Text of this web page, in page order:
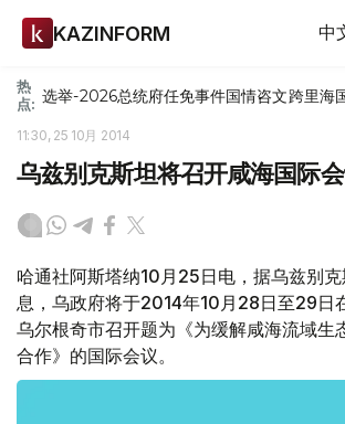
KAZINFORM 中
热
点: 选举-2026总统府任免事件国情咨文跨里海
11:30, 25 10月 2014
乌兹别克斯坦将召开咸海国际
哈通社阿斯塔纳10月25日电，据乌兹别
息，乌政府将于2014年10月28日至29日
乌尔根奇市召开题为《为缓解咸海流域生
合作》的国际会议。